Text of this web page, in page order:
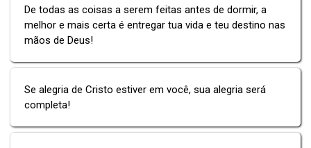
De todas as coisas a serem feitas antes de dormir, a
melhor e mais certa é entregar tua vida e teu destino nas
mãos de Deus!
Se alegria de Cristo estiver em você, sua alegria será
completa!